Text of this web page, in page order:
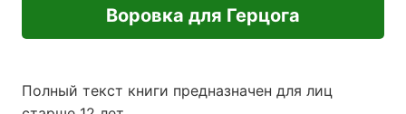
Воровка для Герцога
Полный текст книги предназначен для лиц